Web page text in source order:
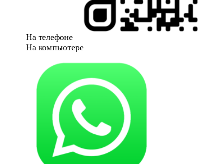
На телефоне
На компьютере